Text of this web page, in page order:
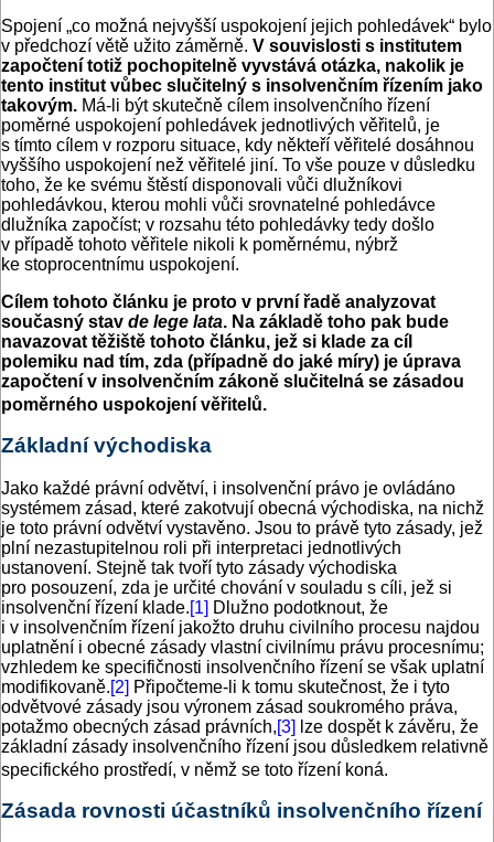
Spojení „co možná nejvyšší uspokojení jejich pohledávek“ bylo
v předchozí větě užito záměrně. V souvislosti s institutem
započtení totiž pochopitelně vyvstává otázka, nakolik je
tento institut vůbec slučitelný s insolvenčním řízením jako
takovým. Má-li být skutečně cílem insolvenčního řízení
poměrné uspokojení pohledávek jednotlivých věřitelů, je
s tímto cílem v rozporu situace, kdy někteří věřitelé dosáhnou
vyššího uspokojení než věřitelé jiní. To vše pouze v důsledku
toho, že ke svému štěstí disponovali vůči dlužníkovi
pohledávkou, kterou mohli vůči srovnatelné pohledávce
dlužníka započíst; v rozsahu této pohledávky tedy došlo
v případě tohoto věřitele nikoli k poměrnému, nýbrž
ke stoprocentnímu uspokojení.
Cílem tohoto článku je proto v první řadě analyzovat
současný stav de lege lata. Na základě toho pak bude
navazovat těžiště tohoto článku, jež si klade za cíl
polemiku nad tím, zda (případně do jaké míry) je úprava
započtení v insolvenčním zákoně slučitelná se zásadou
poměrného uspokojení věřitelů.
Základní východiska
Jako každé právní odvětví, i insolvenční právo je ovládáno
systémem zásad, které zakotvují obecná východiska, na nichž
je toto právní odvětví vystavěno. Jsou to právě tyto zásady, jež
plní nezastupitelnou roli při interpretaci jednotlivých
ustanovení. Stejně tak tvoří tyto zásady východiska
pro posouzení, zda je určité chování v souladu s cíli, jež si
insolvenční řízení klade.[1] Dlužno podotknout, že
i v insolvenčním řízení jakožto druhu civilního procesu najdou
uplatnění i obecné zásady vlastní civilnímu právu procesnímu;
vzhledem ke specifičnosti insolvenčního řízení se však uplatní
modifikovaně.[2] Připočteme-li k tomu skutečnost, že i tyto
odvětvové zásady jsou výronem zásad soukromého práva,
potažmo obecných zásad právních,[3] lze dospět k závěru, že
základní zásady insolvenčního řízení jsou důsledkem relativně
specifického prostředí, v němž se toto řízení koná.
Zásada rovnosti účastníků insolvenčního řízení